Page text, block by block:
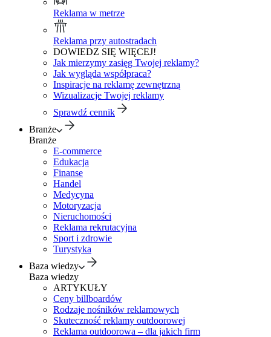
Reklama w metrze
Reklama przy autostradach
DOWIEDZ SIĘ WIĘCEJ!
Jak mierzymy zasięg Twojej reklamy?
Jak wygląda współpraca?
Inspiracje na reklamę zewnętrzną
Wizualizacje Twojej reklamy
Sprawdź cennik
Branże
Branże
E-commerce
Edukacja
Finanse
Handel
Medycyna
Motoryzacja
Nieruchomości
Reklama rekrutacyjna
Sport i zdrowie
Turystyka
Baza wiedzy
Baza wiedzy
ARTYKUŁY
Ceny billboardów
Rodzaje nośników reklamowych
Skuteczność reklamy outdoorowej
Reklama outdoorowa – dla jakich firm